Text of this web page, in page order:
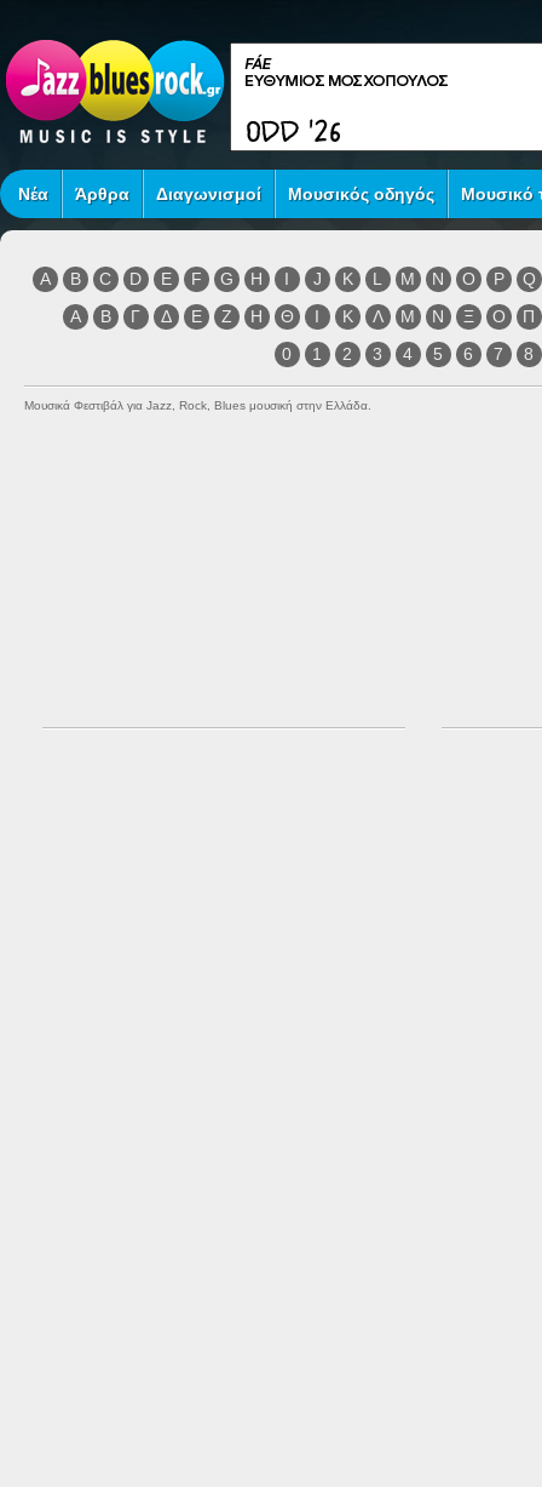
Νέα Άρθρα Διαγωνισμοί Μουσικός οδηγός Μουσικό
A B C D E F G H I J K L M N O P
Q
Α
Β Γ Δ Ε Ζ Η Θ Ι Κ Λ Μ Ν Ξ Ο
Π
0
1 2 3 4 5 6 7 8
Μουσικά Φεστιβάλ για Jazz, Rock, Blues μουσική στην Ελλάδα.